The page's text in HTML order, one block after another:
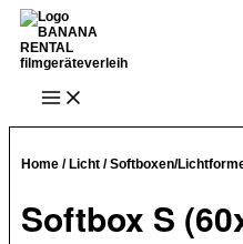
Zum
Inhalt
springen
Main
Menu
Home / Licht /Softboxen/
Softbox S